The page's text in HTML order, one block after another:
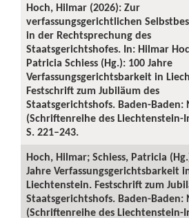
Hoch, Hilmar (2026): Zur
verfassungsgerichtlichen
in der Rechtsprechung des
Staatsgerichtshofes. In: Hilmar
Patricia Schiess (Hg.): 100 Jahre
Verfassungsgerichtsbarkeit in
Festschrift zum Jubiläum des
Staatsgerichtshofs. Baden-Baden:
(Schriftenreihe des Liechtenstein-
S. 221–243.
Hoch, Hilmar; Schiess, Patricia
Jahre Verfassungsgerichtsbarkeit
Liechtenstein. Festschrift zum
Staatsgerichtshofs. Baden-Baden:
(Schriftenreihe des Liechtenstein-